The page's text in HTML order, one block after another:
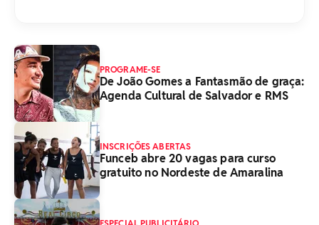
PROGRAME-SE
De João Gomes a Fantasmão de graça:
Agenda Cultural de Salvador e RMS
INSCRIÇÕES ABERTAS
Funceb abre 20 vagas para curso
gratuito no Nordeste de Amaralina
ESPECIAL PUBLICITÁRIO